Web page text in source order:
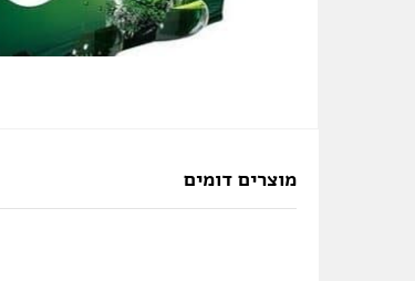
מוצרים דומים